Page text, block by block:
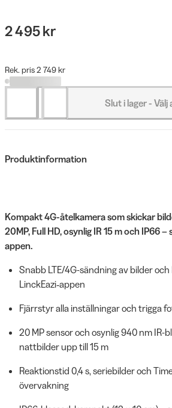
2 495 kr
Rek. pris 2 749 kr
Slut i lager -
Produktinformation
Kompakt 4G-åtelkamera som skickar
20MP, Full HD, osynlig IR 15 m och IP66
appen.
Snabb LTE/4G-sändning av bilder och
LinckEazi‑appen
Fjärrstyr alla inställningar och trigga
20 MP sensor och osynlig 940 nm IR-
nattbilder upp till 15 m
Reaktionstid 0,4 s, seriebilder och
övervakning